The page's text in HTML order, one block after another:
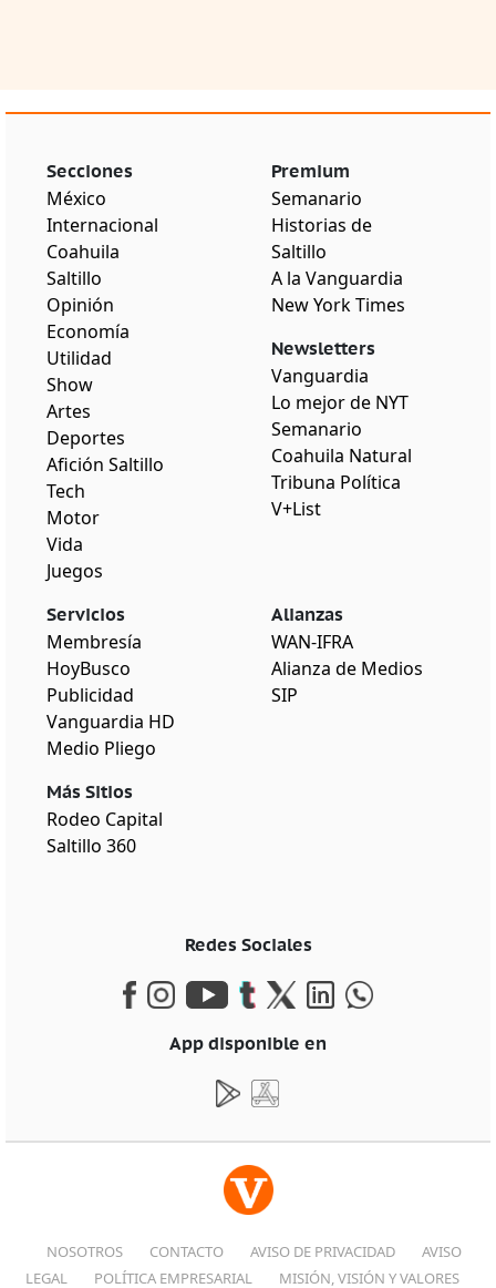
Secciones
México
Internacional
Coahuila
Saltillo
Opinión
Economía
Utilidad
Show
Artes
Deportes
Afición Saltillo
Tech
Motor
Vida
Juegos
Premium
Semanario
Historias de
Saltillo
A la Vanguardia
New York Times
Newsletters
Vanguardia
Lo mejor de NYT
Semanario
Coahuila Natural
Tribuna Política
V+List
Servicios
Membresía
HoyBusco
Publicidad
Vanguardia HD
Medio Pliego
Más Sitios
Rodeo Capital
Saltillo 360
Alianzas
WAN-IFRA
Alianza de Medios
SIP
Redes Sociales
App disponible en
NOSOTROS CONTACTO AVISO DE PRIVACIDAD
AVISO
LEGAL
POLÍTICA EMPRESARIAL MISIÓN, VISIÓN Y VALORES